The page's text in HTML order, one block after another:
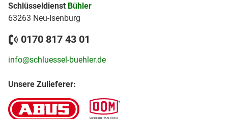
Schlüsseldienst Bühler
63263 Neu-Isenburg
0170 817 43 01
info@schluessel-buehler.de
Unsere Zulieferer: